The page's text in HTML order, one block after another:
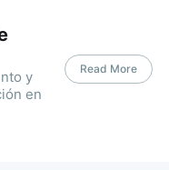
y
en
Read More